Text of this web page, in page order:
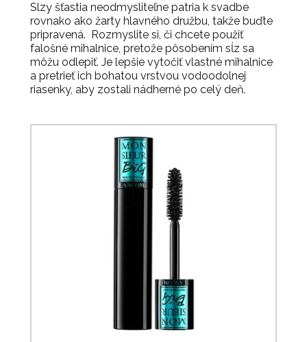
Slzy šťastia neodmysliteľne patria k svadbe
rovnako ako žarty hlavného družbu, takže buďte
pripravená. Rozmyslite si, či chcete použiť
falošné mihalnice, pretože pôsobením sĺz sa
môžu odlepiť. Je lepšie vytočiť vlastné mihalnice
a pretrieť ich bohatou vrstvou vodoodolnej
riasenky, aby zostali nádherné po celý deň.